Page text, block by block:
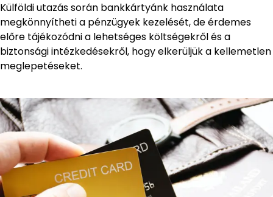
Külföldi utazás során bankkártyánk használata
megkönnyítheti a pénzügyek kezelését, de érdemes
előre tájékozódni a lehetséges költségekről és a
biztonsági intézkedésekről, hogy elkerüljük a kellemetlen
meglepetéseket.